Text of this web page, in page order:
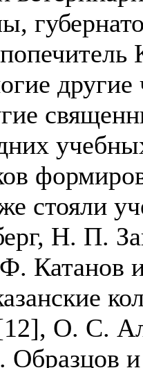
другие
стояли
Н. П.
Катанов
О. С.
и